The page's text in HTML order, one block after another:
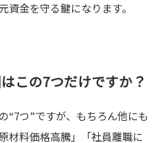
資金を守る鍵になります。
この7つだけですか？
“7つ”ですが、もちろん他にも
材料価格高騰」「社員離職に